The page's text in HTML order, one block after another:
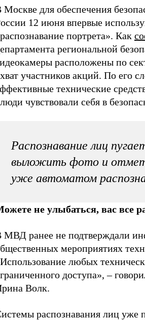
Москве для обеспечения
12 июня впервые
портрета». Как
региональной
расположены по
участников акций. По его
технические
чувствовали себя в
Распознавание лиц
выложить фото и
уже автоматом
не улыбаться, вас все
МВД ранее не подтверждали
мероприятиях
любых
доступа», –
Волк.
распознавания лиц уже